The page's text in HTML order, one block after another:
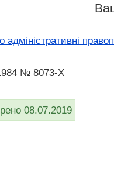
адміністративні
№ 8073-X
08.07.2019